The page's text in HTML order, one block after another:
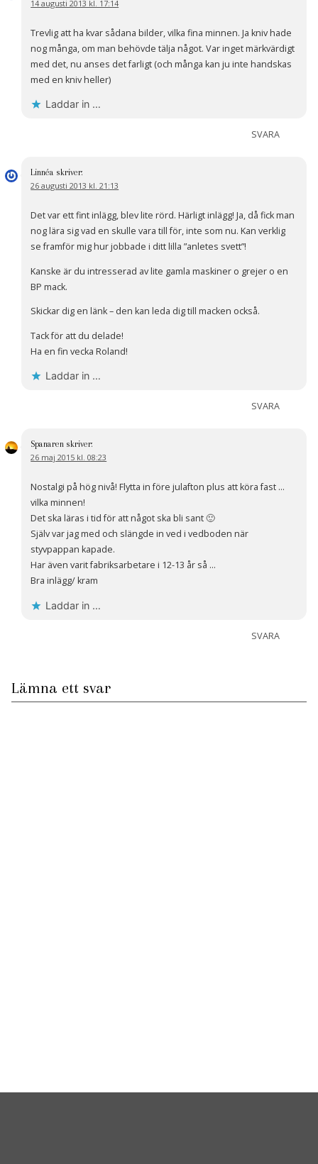
14 augusti 2013 kl. 17:14
Trevlig att ha kvar sådana bilder, vilka fina minnen. Ja kniv hade
nog många, om man behövde tälja något. Var inget märkvärdigt
med det, nu anses det farligt (och många kan ju inte handskas
med en kniv heller)
Laddar in …
SVARA
Linnéa skriver:
26 augusti 2013 kl. 21:13
Det var ett fint inlägg, blev lite rörd. Härligt inlägg! Ja, då fick man
nog lära sig vad en skulle vara till för, inte som nu. Kan verklig
se framför mig hur jobbade i ditt lilla ”anletes svett”!
Kanske är du intresserad av lite gamla maskiner o grejer o en
BP mack.
Skickar dig en länk – den kan leda dig till macken också.
Tack för att du delade!
Ha en fin vecka Roland!
Laddar in …
SVARA
Spanaren skriver:
26 maj 2015 kl. 08:23
Nostalgi på hög nivå! Flytta in före julafton plus att köra fast …
vilka minnen!
Det ska läras i tid för att något ska bli sant 🙂
Själv var jag med och slängde in ved i vedboden när
styvpappan kapade.
Har även varit fabriksarbetare i 12-13 år så …
Bra inlägg/ kram
Laddar in …
SVARA
Lämna ett svar